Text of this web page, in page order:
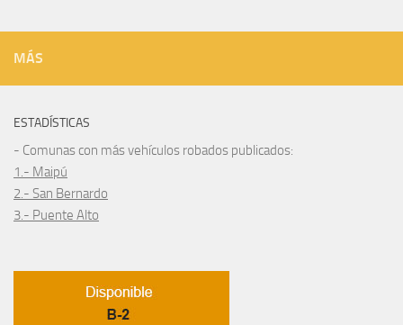
MÁS
ESTADÍSTICAS
- Comunas con más vehículos robados publicados:
1.- Maipú
2.- San Bernardo
3.- Puente Alto